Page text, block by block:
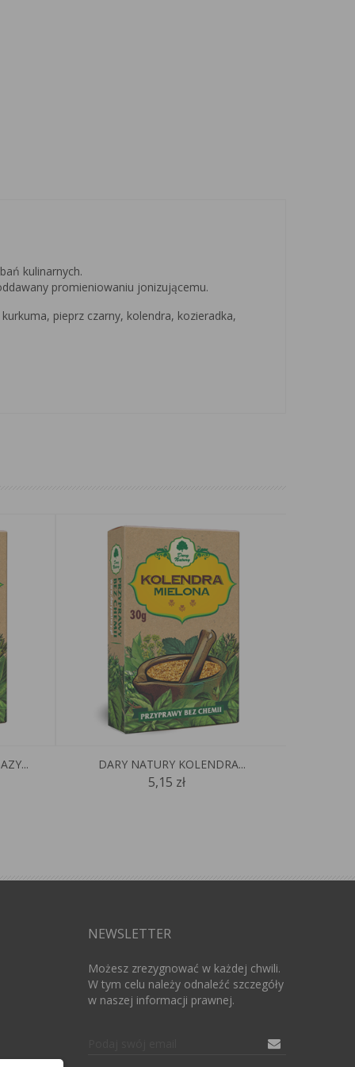
kulinarnych.
promieniowaniu jonizującemu.
pieprz czarny, kolendra, kozieradka,
DARY NATURY KOLENDRA...
5,15 zł
NEWSLETTER
Możesz zrezygnować w każdej chwili.
W tym celu należy odnaleźć szczegóły
w naszej informacji prawnej.